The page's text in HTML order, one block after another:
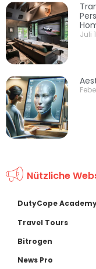
Juli
Nützliche
DutyCope
Travel Tours
Bitrogen
News Pro